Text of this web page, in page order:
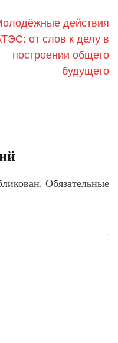
действия
от слов к делу в
построении общего
будущего
Обязательные